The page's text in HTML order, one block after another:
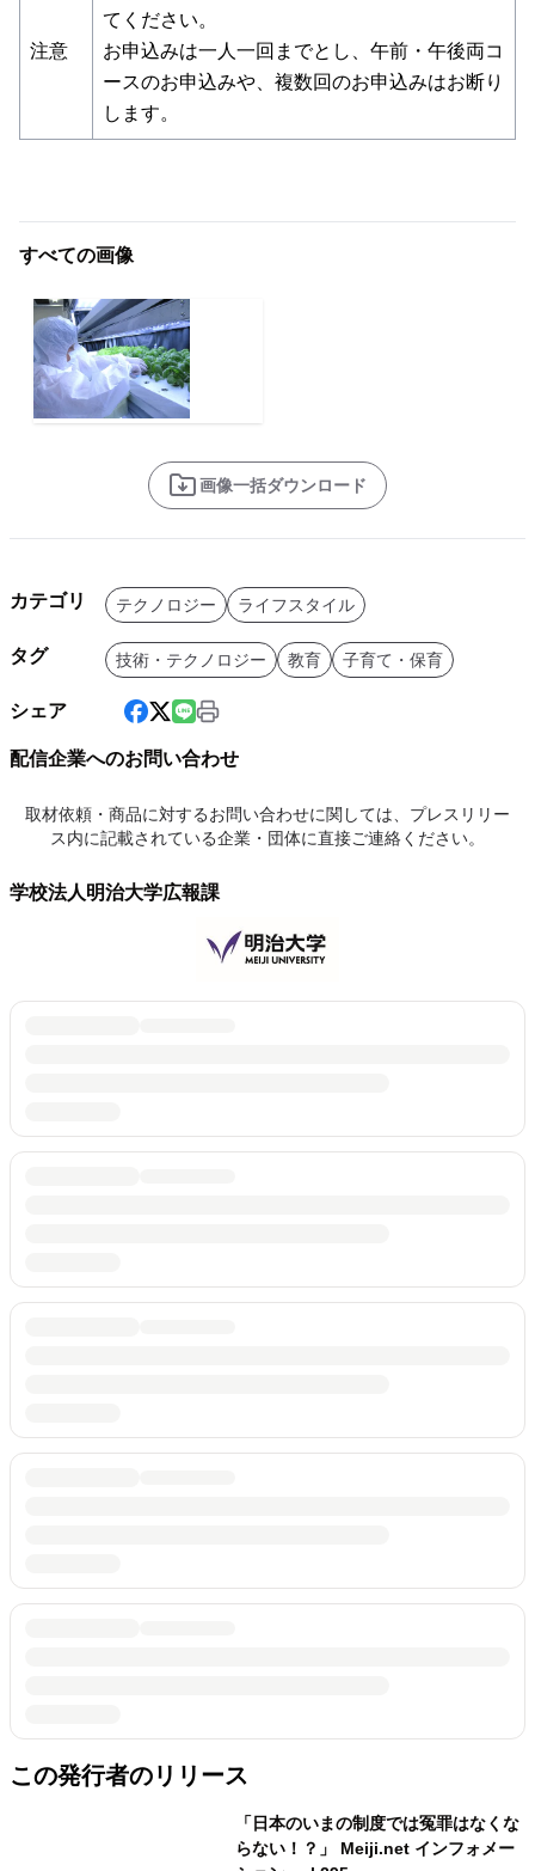
注意
てください。
お申込みは一人一回までとし、午前・午後両コ
ースのお申込みや、複数回のお申込みはお断り
します。
すべての画像
画像一括ダウンロード
カテゴリ テクノロジー ライフスタイル
タグ 技術・テクノロジー 教育 子育て・保育
シェア
配信企業へのお問い合わせ
取材依頼・商品に対するお問い合わせに関しては、プレスリリー
ス内に記載されている企業・団体に直接ご連絡ください。
学校法人明治大学広報課
この発行者のリリース
「日本のいまの制度では冤罪はなくな
らない！？」 Meiji.net インフォメー